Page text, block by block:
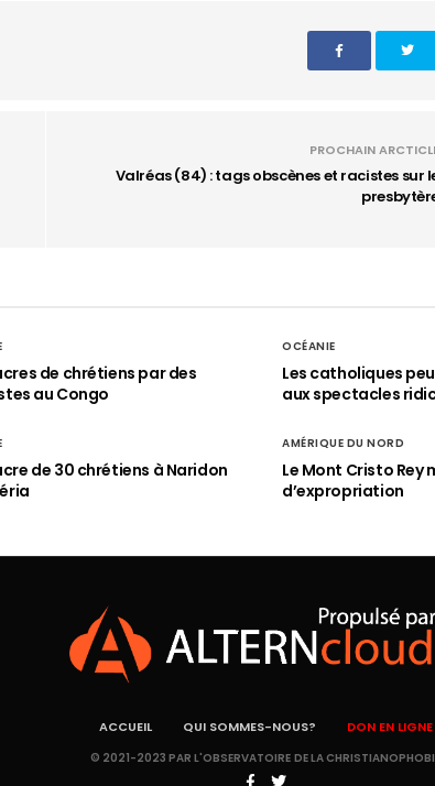
PROCHAIN
Valréas (84) : tags obscènes et racistes sur
de chrétiens par des
au Congo
OCÉANIE
Les catholiques
aux spectacles
de 30 chrétiens à Naridon
AMÉRIQUE DU NORD
Le Mont Cristo Rey
d’expropriation
ACCUEIL QUI SOMMES-NOUS? DON EN LIGNE
© 2021-2023 PAR L'OBSERVATOIRE DE LA